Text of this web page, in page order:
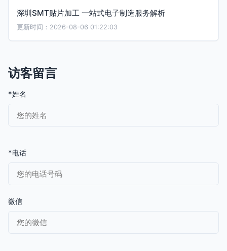
深圳SMT贴片加工 一站式电子制造服务解析
更新时间：2026-08-06 01:22:03
访客留言
*姓名
*电话
微信